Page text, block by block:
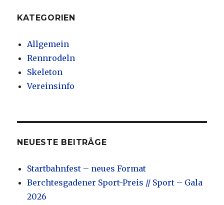
KATEGORIEN
Allgemein
Rennrodeln
Skeleton
Vereinsinfo
NEUESTE BEITRÄGE
Startbahnfest – neues Format
Berchtesgadener Sport-Preis // Sport – Gala
2026